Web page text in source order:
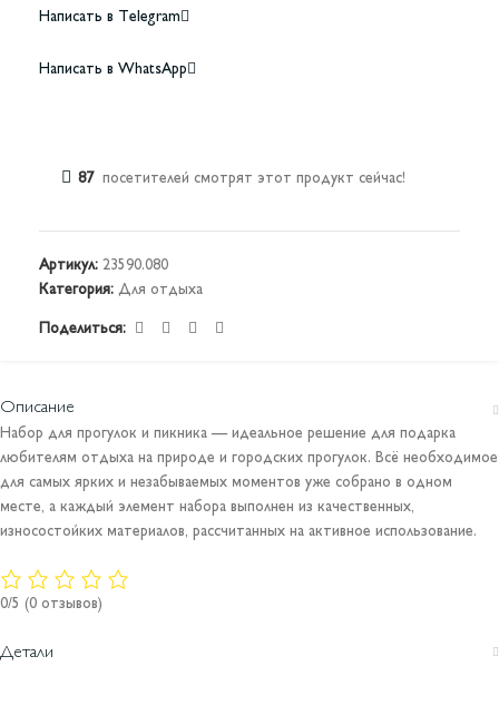
Написать в Telegram
Написать в WhatsApp
87 посетителей смотрят этот продукт сейчас!
Артикул: 23590.080
Категория: Для отдыха
Поделиться:
Описание
Набор для прогулок и пикника — идеальное решение для подарка
любителям отдыха на природе и городских прогулок. Всё необходимое
для самых ярких и незабываемых моментов уже собрано в одном
месте, а каждый элемент набора выполнен из качественных,
износостойких материалов, рассчитанных на активное использование.
0/5 (0 отзывов)
Детали